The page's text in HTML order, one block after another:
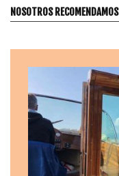
NOSOTROS RECOMENDAMOS